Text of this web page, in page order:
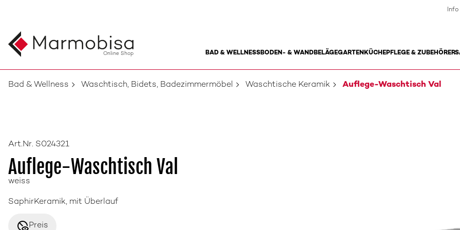
Online Shop BAD & WELLNESSBODEN- & WANDBELÄGEGARTENKÜCHEPFLEGE & ZUBEHÖR
Info
Bad & Wellness Waschtisch, Bidets, Badezimmermöbel Waschtische Keramik Auflege-Waschtisch Val
Art.Nr. S024321
Auflege-Waschtisch Val
weiss
SaphirKeramik, mit Überlauf
disabled_visiblePreis